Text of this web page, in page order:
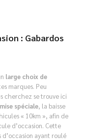
: Gabardos
large choix de
marques. Peu
cherchez se trouve ici
spéciale, la baisse
« 10km », afin de
d’occasion. Cette
d’occasion ayant roulé